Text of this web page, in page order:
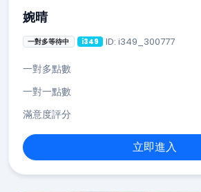
婉晴
一對多等待中 i349 ID: i349_300777
一對多點數
一對一點數
滿意度評分
立即進入